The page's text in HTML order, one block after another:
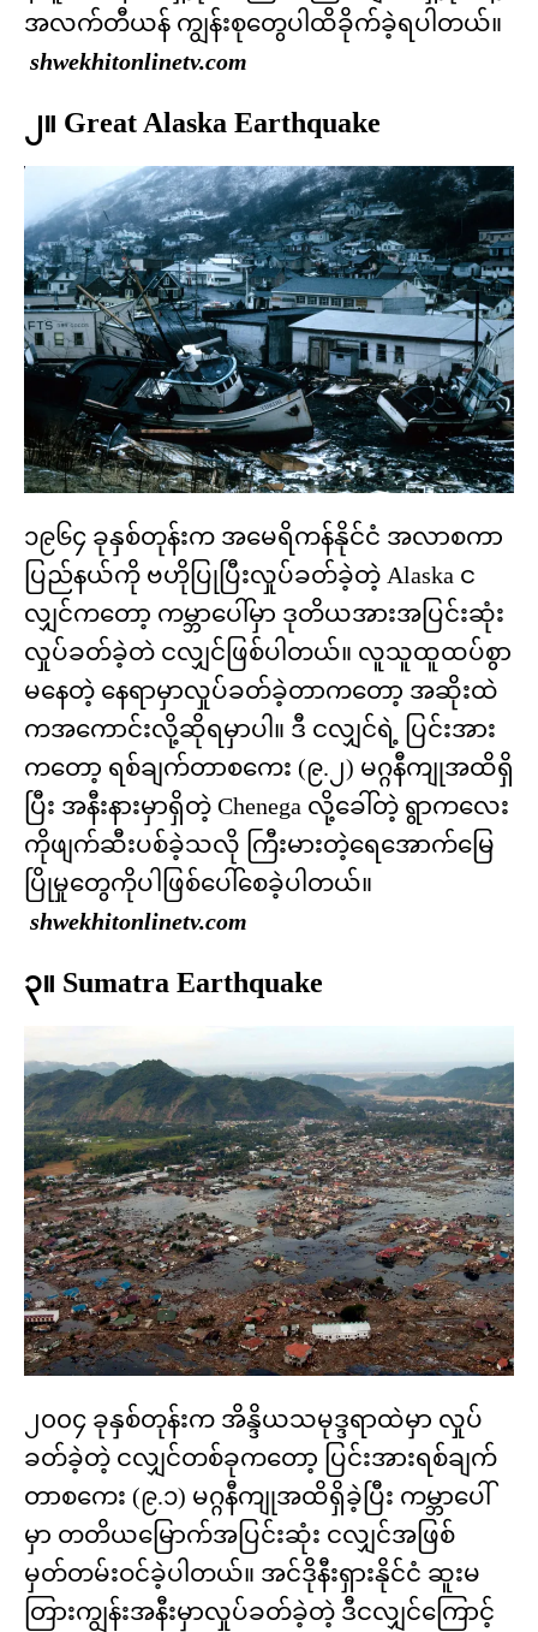
အလက်တီယန် ကျွန်းစုတွေပါထိခိုက်ခဲ့ရပါတယ်။
shwekhitonlinetv.com
၂။ Great Alaska Earthquake
၁၉၆၄ ခုနှစ်တုန်းက အမေရိကန်နိုင်ငံ အလာစကာ
ပြည်နယ်ကို ဗဟိုပြုပြီးလှုပ်ခတ်ခဲ့တဲ့ Alaska င
လျှင်ကတော့ ကမ္ဘာပေါ်မှာ ဒုတိယအားအပြင်းဆုံး
လှုပ်ခတ်ခဲ့တဲ ငလျှင်ဖြစ်ပါတယ်။ လူသူထူထပ်စွာ
မနေတဲ့ နေရာမှာလှုပ်ခတ်ခဲ့တာကတော့ အဆိုးထဲ
ကအကောင်းလို့ဆိုရမှာပါ။ ဒီ ငလျှင်ရဲ့ ပြင်းအား
ကတော့ ရစ်ချက်တာစကေး (၉.၂) မဂ္ဂနီကျုအထိရှိ
ပြီး အနီးနားမှာရှိတဲ့ Chenega လို့ခေါ်တဲ့ ရွာကလေး
ကိုဖျက်ဆီးပစ်ခဲ့သလို ကြီးမားတဲ့ရေအောက်မြေ
ပြိုမှုတွေကိုပါဖြစ်ပေါ်စေခဲ့ပါတယ်။
shwekhitonlinetv.com
၃။ Sumatra Earthquake
၂၀၀၄ ခုနှစ်တုန်းက အိန္ဒိယသမုဒ္ဒရာထဲမှာ လှုပ်
ခတ်ခဲ့တဲ့ ငလျှင်တစ်ခုကတော့ ပြင်းအားရစ်ချက်
တာစကေး (၉.၁) မဂ္ဂနီကျုအထိရှိခဲ့ပြီး ကမ္ဘာပေါ်
မှာ တတိယမြောက်အပြင်းဆုံး ငလျှင်အဖြစ်
မှတ်တမ်းဝင်ခဲ့ပါတယ်။ အင်ဒိုနီးရှားနိုင်ငံ ဆူးမ
တြားကျွန်းအနီးမှာလှုပ်ခတ်ခဲ့တဲ့ ဒီငလျှင်ကြောင့်